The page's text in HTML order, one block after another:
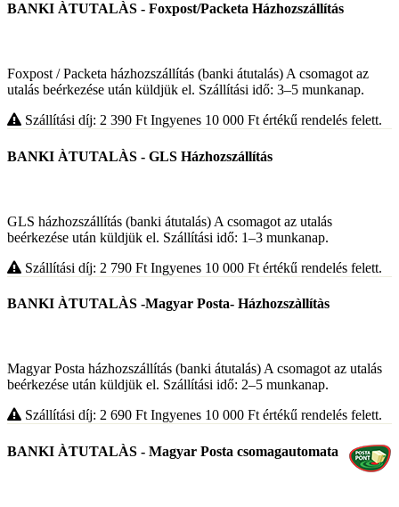
BANKI ÀTUTALÀS - Foxpost/Packeta Házhozszállítás
Foxpost / Packeta házhozszállítás (banki átutalás) A csomagot az
utalás beérkezése után küldjük el. Szállítási idő: 3–5 munkanap.
Szállítási díj: 2 390 Ft Ingyenes 10 000 Ft értékű rendelés felett.
BANKI ÀTUTALÀS - GLS Házhozszállítás
GLS házhozszállítás (banki átutalás) A csomagot az utalás
beérkezése után küldjük el. Szállítási idő: 1–3 munkanap.
Szállítási díj: 2 790 Ft Ingyenes 10 000 Ft értékű rendelés felett.
BANKI ÀTUTALÀS -Magyar Posta- Házhozszàllítàs
Magyar Posta házhozszállítás (banki átutalás) A csomagot az utalás
beérkezése után küldjük el. Szállítási idő: 2–5 munkanap.
Szállítási díj: 2 690 Ft Ingyenes 10 000 Ftértékű rendelés felett.
BANKI ÀTUTALÀS - Magyar Posta csomagautomata